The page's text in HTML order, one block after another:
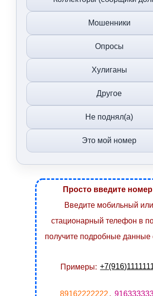
Мошенники
Опросы
Хулиганы
Другое
Не поднял(а)
Это мой номер
Просто введите
Введите мобильный или
стационарный телефон в
получите подробные данные
Примеры:
89162222222 ,